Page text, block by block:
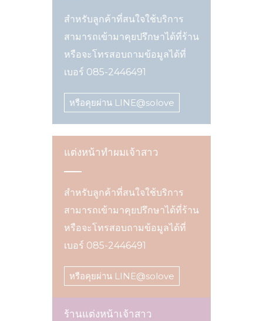
สำหรับลูกค้าที่สนใจใช้บริการ
สามารถเข้ามาคุยปรึกษาได้ที่ร้าน
หรือจะโทรสอบถามข้อมูลได้ที่
เบอร์ 085-2446491
หรือคุยผ่าน LINE@solove
แต่งหน้าทำผมเจ้าสาว
สำหรับลูกค้าที่สนใจใช้บริการ
สามารถเข้ามาคุยปรึกษาได้ที่ร้าน
หรือจะโทรสอบถามข้อมูลได้ที่
เบอร์ 085-2446491
หรือคุยผ่าน LINE@solove
ร้านแต่งหน้าเจ้าสาว